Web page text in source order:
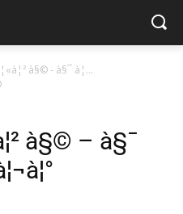
à§© - à§¯ à¦…
à§© – à§¯